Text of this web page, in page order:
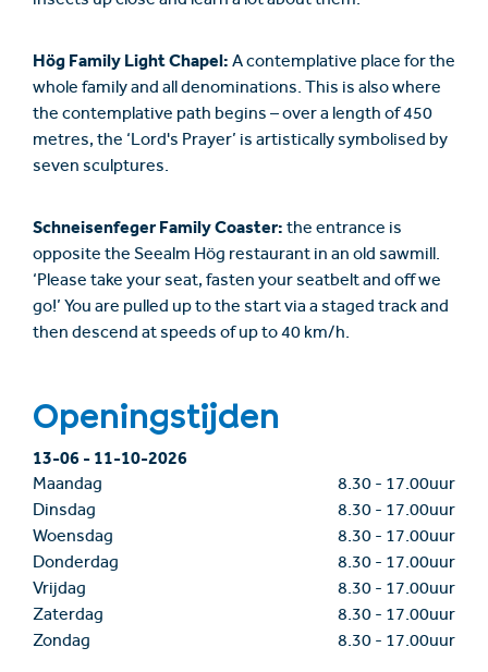
Hög Family Light Chapel: A contemplative place for the
whole family and all denominations. This is also where
the contemplative path begins – over a length of 450
metres, the ‘Lord's Prayer’ is artistically symbolised by
seven sculptures.
Schneisenfeger Family Coaster: the entrance is
opposite the Seealm Hög restaurant in an old sawmill.
‘Please take your seat, fasten your seatbelt and off we
go!’ You are pulled up to the start via a staged track and
then descend at speeds of up to 40 km/h.
Openingstijden
13-06-11-10-2026
Maandag 8.30 - 17.00uur
Dinsdag
8.30 - 17.00uur
Woensdag
8.30 - 17.00uur
Donderdag
8.30 - 17.00uur
Vrijdag
8.30 - 17.00uur
Zaterdag
8.30 - 17.00uur
Zondag
8.30 - 17.00uur